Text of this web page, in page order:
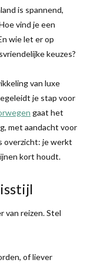
is spannend,
vind je een
wie let er op
keuzes?
van luxe
je stap voor
gaat het
met aandacht voor
overzicht: je werkt
kort houdt.
van reizen. Stel
of liever